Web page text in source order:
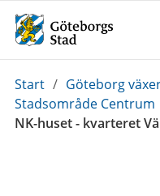
Du
är
här:
Start / Göteborg
Stadsområde Centrum
NK-huset - kvarteret